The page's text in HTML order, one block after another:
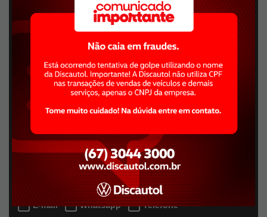
Selecione uma unidade
Quero receber contato por:
E-mail
Whatsapp Telefone